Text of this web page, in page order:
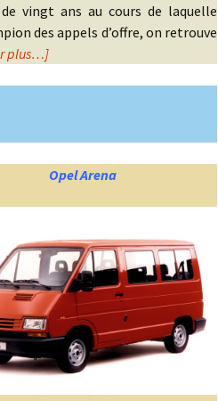
vingt ans au cours de laquelle
des appels d’offre, on retrouve
plus…]
Opel Arena